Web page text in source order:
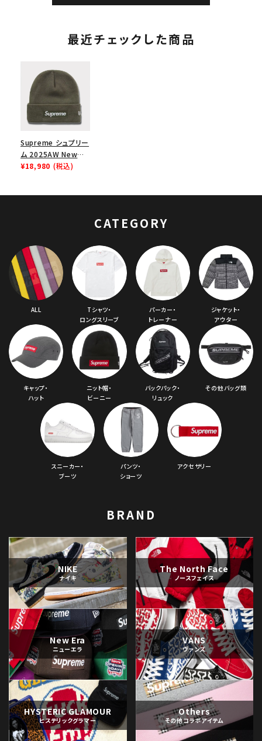
最近チェックした商品
Supreme シュプリー
ム 2025AW New
Era Box Logo
¥18,980 (税込)
CATEGORY
ALL
Tシャツ・
ロングスリーブ
パーカー・
トレーナー
ジャケット・
アウター
キャップ・
ハット
ニット帽・
ビーニー
バックパック・
リュック
その他バッグ類
スニーカー・
ブーツ
パンツ・
ショーツ
アクセサリー
BRAND
NIKE
ナイキ
The North Face
ノースフェイス
New Era
ニューエラ
VANS
ヴァンズ
HYSTERIC GLAMOUR
ヒステリックグラマー
Others
その他コラボアイテム